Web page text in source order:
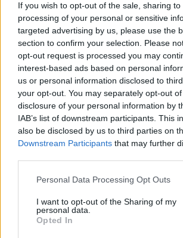
If you wish to opt-out of the sale, sharing
processing of your personal or sensitive
targeted advertising by us, please use the
section to confirm your selection. Please
opt-out request is processed you may
interest-based ads based on personal
us or personal information disclosed to
your opt-out. You may separately opt-out
disclosure of your personal information by
IAB’s list of downstream participants. This
also be disclosed by us to third parties on
Downstream Participants that may further
Please note that this website/app uses one
not limited to your visit or usage behaviour.
grant or deny consent to Google and its
use your data for below specified purposes
Personal Data Processing Opt Outs
I want to opt-out of the Sharing of my
personal data.
Opted In
Doutzen Kroes